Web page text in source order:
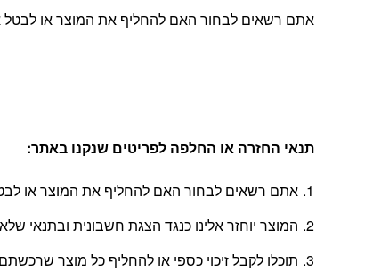
אתם רשאים לבחור האם להחליף את המוצר או לבטל את העסקה, בהתאם
תנאי החזרה או החלפה לפריטים שנקנו באתר:
אתם רשאים לבחור האם להחליף את המוצר או
המוצר יוחזר אלינו כנגד הצגת חשבונית ובתנאי
תוכלו לקבל זיכוי כספי או להחליף כל מוצר שרכשתם באתר בתוך 14 יום החל